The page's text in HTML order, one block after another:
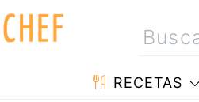
RECETAS